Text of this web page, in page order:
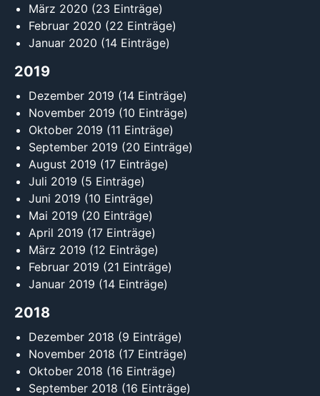
März 2020 (23 Einträge)
Februar 2020 (22 Einträge)
Januar 2020 (14 Einträge)
2019
Dezember 2019 (14 Einträge)
November 2019 (10 Einträge)
Oktober 2019 (11 Einträge)
September 2019 (20 Einträge)
August 2019 (17 Einträge)
Juli 2019 (5 Einträge)
Juni 2019 (10 Einträge)
Mai 2019 (20 Einträge)
April 2019 (17 Einträge)
März 2019 (12 Einträge)
Februar 2019 (21 Einträge)
Januar 2019 (14 Einträge)
2018
Dezember 2018 (9 Einträge)
November 2018 (17 Einträge)
Oktober 2018 (16 Einträge)
September 2018 (16 Einträge)